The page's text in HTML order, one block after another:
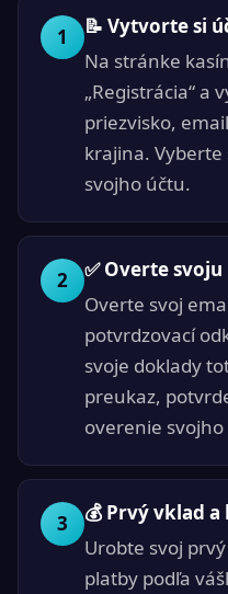
1
📝 Vytvorte si
Na stránke
„Registrácia“ a
priezvisko,
krajina.
svojho účtu.
2
✅ Overte
Overte svoj
potvrdzovací
svoje doklady
preukaz,
overenie
3
💰 Prvý vklad a
Urobte svoj
platby podľa